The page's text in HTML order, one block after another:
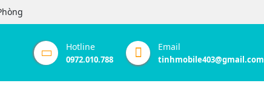
Hotline
0972.010.788
Email
tinhmobile403@gmail.com